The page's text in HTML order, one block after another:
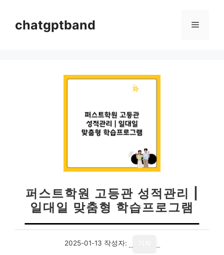
chatgptband 메
퍼스트학원 고등관 성적관리 |
일대일 맞춤형 학습프로그램
2025-01-13 작성자: